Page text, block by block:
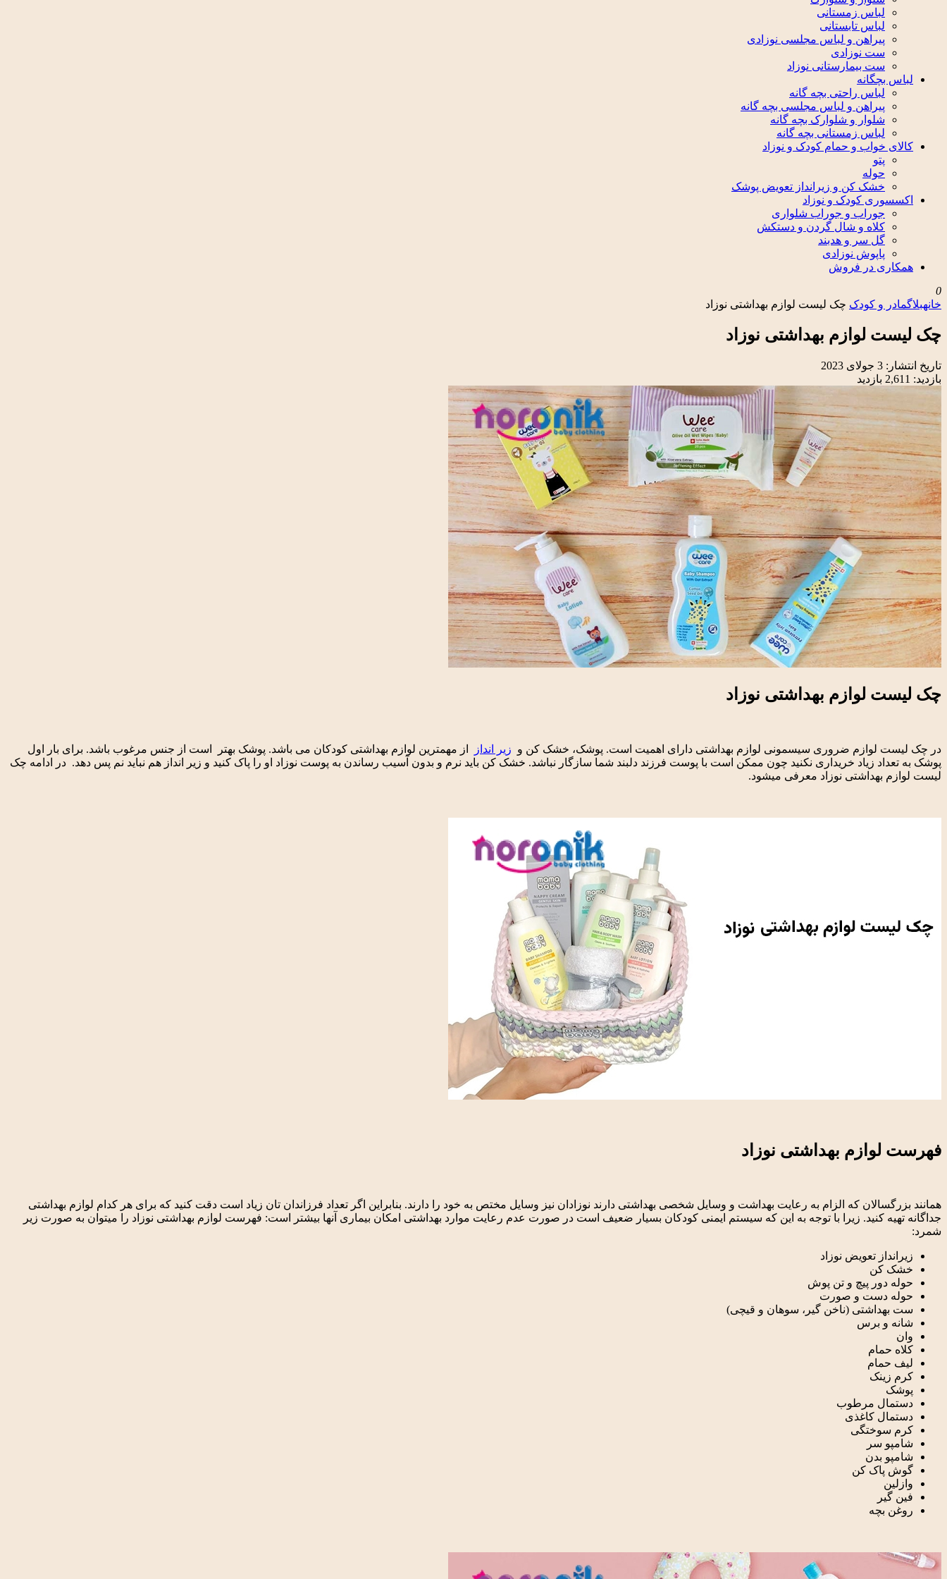
لباس زمستانی
لباس تابستانی
پیراهن و لباس مجلسی نوزادی
ست نوزادی
ست بیمارستانی نوزاد
لباس بچگانه
لباس راحتی بچه گانه
پیراهن و لباس مجلسی بچه گانه
شلوار و شلوارک بچه گانه
لباس زمستانی بچه گانه
کالای خواب و حمام کودک و نوزاد
پتو
حوله
خشک کن و زیرانداز تعویض پوشک
اکسسوری کودک و نوزاد
جوراب و جوراب شلواری
کلاه و شال گردن و دستکش
گل سر و هدبند
پاپوش نوزادی
همکاری در فروش
0
خانهبلاگمادر و کودک چک لیست لوازم بهداشتی نوزاد
چک لیست لوازم بهداشتی نوزاد
تاریخ انتشار: 3 جولای 2023
بازدید: 2,611 بازدید
چک لیست لوازم بهداشتی نوزاد
در چک لیست لوازم ضروری سیسمونی لوازم بهداشتی دارای اهمیت است. پوشک، خشک کن و زیر انداز
از مهمترین لوازم بهداشتی کودکان می باشد. پوشک بهتر است از جنس مرغوب باشد. برای بار اول
پوشک به تعداد زیاد خریداری نکنید چون ممکن است با پوست فرزند دلبند شما سازگار نباشد. خشک کن باید نرم و بدون آسیب رساندن به پوست نوزاد او را پاک کنید و زیر انداز هم نباید نم پس دهد. در ادامه چک
لیست لوازم بهداشتی نوزاد معرفی می­شود.
فهرست لوازم بهداشتی نوزاد
همانند بزرگسالان که الزام به رعایت بهداشت و وسایل شخصی بهداشتی دارند نوزادان نیز وسایل مختص به خود را دارند. بنابراین اگر تعداد فرزاندان تان زیاد است دقت کنید که برای هر کدام لوازم بهداشتی
جداگانه تهیه کنید. زیرا با توجه به این که سیستم ایمنی کودکان بسیار ضعیف است در صورت عدم رعایت موارد بهداشتی امکان بیماری آنها بیشتر است: فهرست لوازم بهداشتی نوزاد را می­توان به صورت زیر
شمرد:
زیرانداز تعویض نوزاد
خشک کن
حوله دور پیچ و تن پوش
حوله دست و صورت
ست بهداشتی (ناخن گیر، سوهان و قیچی)
شانه و برس
وان
کلاه حمام
لیف حمام
کرم زینک
پوشک
دستمال مرطوب
دستمال کاغذی
کرم سوختگی
شامپو سر
شامپو بدن
گوش پاک کن
وازلین
فین گیر
روغن بچه